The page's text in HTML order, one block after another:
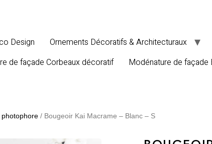
Design Ornements Décoratifs & Architecturaux
de façade Corbeaux décoratif
Modénature de façade
photophore / Bougeoir Kai Macrame – Blanc – S